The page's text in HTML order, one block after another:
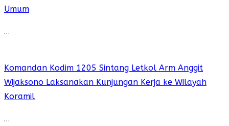
Umum
…
Komandan Kodim 1205 Sintang Letkol Arm Anggit
Wijaksono Laksanakan Kunjungan Kerja ke Wilayah
Koramil
…